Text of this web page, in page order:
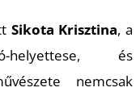
Sikota Krisztina, a
helyettese, és
nemcsak